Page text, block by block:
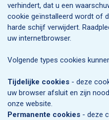
verhindert, dat u een
cookie geïnstalleerd wordt of
harde schijf verwijdert.
uw internetbrowser.
Volgende types cookies
Tijdelijke cookies - deze
uw browser afsluit en zijn
onze website.
Permanente cookies - deze